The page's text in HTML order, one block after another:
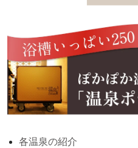
各温泉の紹介